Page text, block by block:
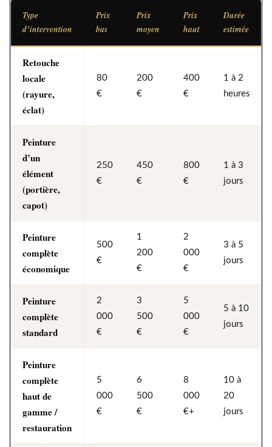
Type
d’intervention
Prix
bas
Prix
moyen
Prix
haut
Durée
estimée
Retouche
locale
(rayure,
éclat)
80
€
200
€
400
€
1 à 2
heures
Peinture
d’un
élément
(portière,
capot)
250
€
450
€
800
€
1 à 3
jours
Peinture
complète
économique
500
€
1
200
€
2
000
€
3 à 5
jours
Peinture
complète
standard
2
000
€
3
500
€
5
000
€
5 à 10
jours
Peinture
complète
haut de
gamme /
restauration
5
000
€
6
500
€
8
000
€+
10 à
20
jours